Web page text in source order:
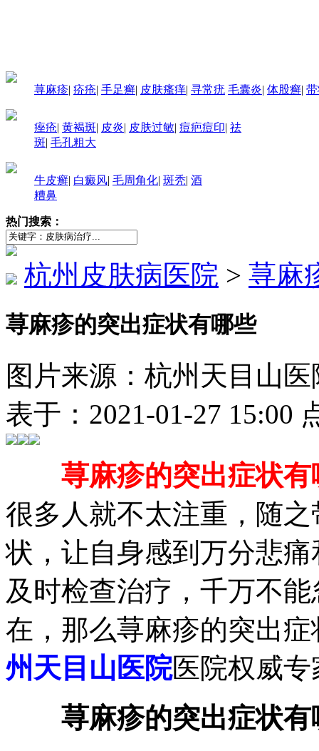
荨麻疹| 疥疮| 手足癣| 皮肤瘙痒| 寻常疣 毛囊炎| 体股癣|
痤疮| 黄褐斑| 皮炎| 皮肤过敏| 痘疤痘印| 祛
斑| 毛孔粗大
牛皮癣| 白癜风| 毛周角化| 斑秃| 酒
糟鼻
热门搜索：
杭州皮肤病医院 > 荨麻
荨麻疹的突出症状有哪些
图片来源：杭州天目山
表于：2021-01-27 15:00
荨麻疹的突出症状
很多人就不太注重，随
状，让自身感到万分悲
及时检查治疗，千万不
在，那么荨麻疹的突出
州天目山医院医院权威
荨麻疹的突出症状有